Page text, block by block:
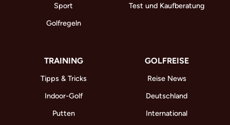
Sport
Golfregeln
Test und Kaufberatung
TRAINING
Tipps & Tricks
Indoor-Golf
Putten
GOLFREISE
Reise News
Deutschland
International